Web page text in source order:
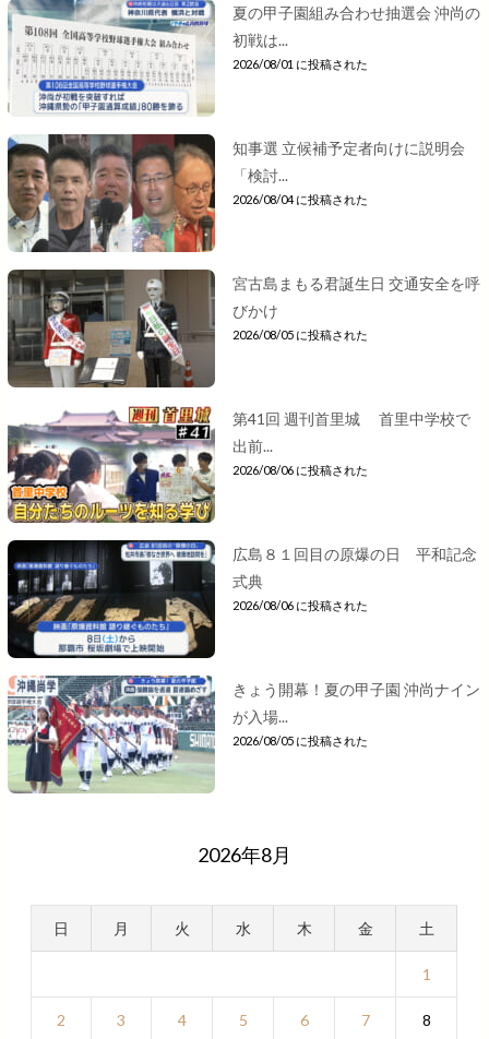
夏の甲子園組み合わせ抽選会 沖尚の
初戦は...
2026/08/01 に投稿された
知事選 立候補予定者向けに説明会
「検討...
2026/08/04 に投稿された
宮古島まもる君誕生日 交通安全を呼
びかけ
2026/08/05 に投稿された
第41回 週刊首里城 首里中学校で
出前...
2026/08/06 に投稿された
広島８１回目の原爆の日 平和記念
式典
2026/08/06 に投稿された
きょう開幕！夏の甲子園 沖尚ナイン
が入場...
2026/08/05 に投稿された
2026年8月
日 月 火 水 木 金 土
1
2 3 4 5 6 7 8